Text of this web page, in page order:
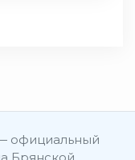
официальный
Брянской